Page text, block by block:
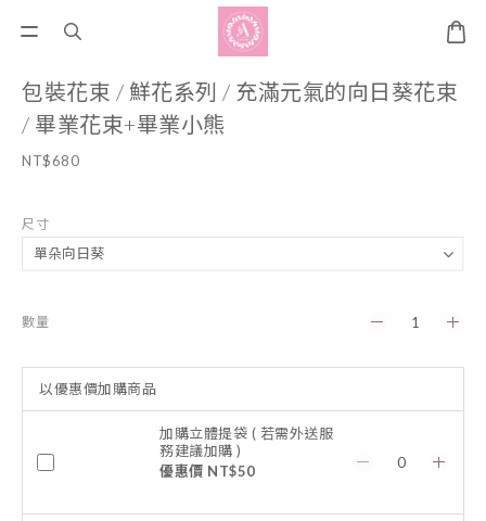
包裝花束 / 鮮花系列 / 充滿元氣的向日葵花束
/ 畢業花束+畢業小熊
NT$680
尺寸
數量
以優惠價加購商品
加購立體提袋 ( 若需外送服
務建議加購 )
優惠價 NT$50